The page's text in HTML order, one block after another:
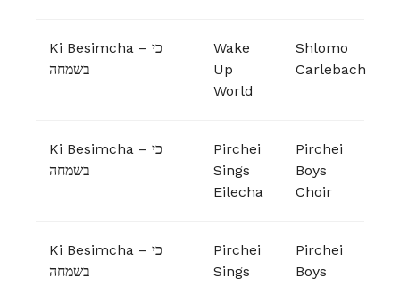
Ki Besimcha – כי
בשמחה
Wake
Up
World
Shlomo
Carlebach
Ki Besimcha – כי
בשמחה
Pirchei
Sings
Eilecha
Pirchei
Boys
Choir
Ki Besimcha – כי
בשמחה
Pirchei
Sings
Pirchei
Boys